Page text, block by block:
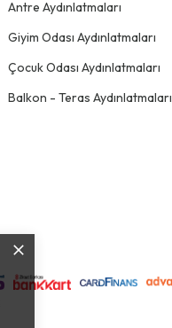
Antre Aydınlatmaları
Giyim Odası Aydınlatmaları
Çocuk Odası Aydınlatmaları
Balkon - Teras Aydınlatmaları